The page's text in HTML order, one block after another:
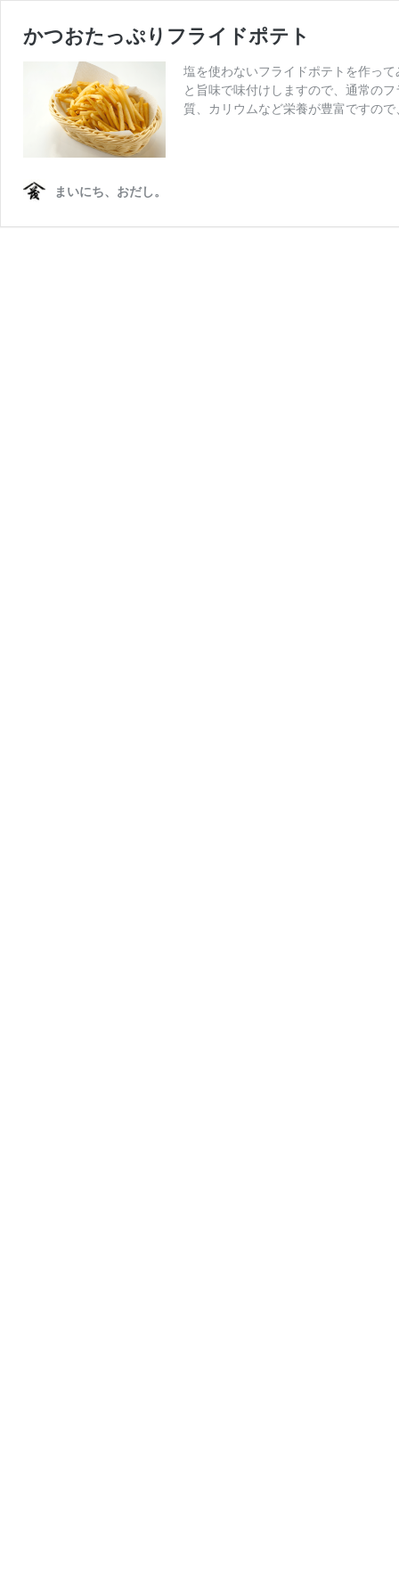
かつおたっぷりフライドポテト
塩を使わないフライドポテトを作っ
と旨味で味付けしますので、通常の
質、カリウムなど栄養が豊富ですの
まいにち、おだし。